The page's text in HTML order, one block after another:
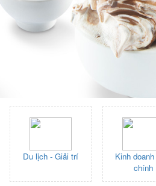
Du lịch - Giải trí
Kinh
chính